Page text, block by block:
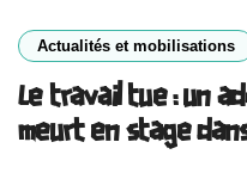
Actualités et mobilisations
Le travail tue : un
meurt en stage